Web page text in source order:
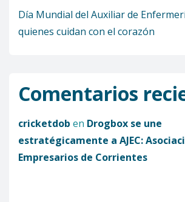
Día Mundial del Auxiliar de
quienes cuidan con el corazón
Comentarios
cricketdob en Drogbox se une
estratégicamente a AJEC:
Empresarios de Corrientes